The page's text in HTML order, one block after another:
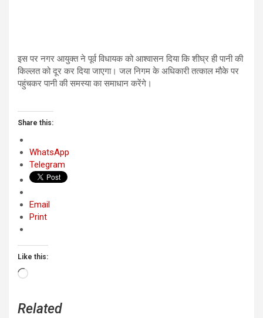
इस पर नगर आयुक्त ने पूर्व विधायक को आश्वासन दिया कि शीघ्र ही पानी की
किल्लत को दूर कर दिया जाएगा। जल निगम के अधिकारी तत्काल मौके पर
पहुंचकर पानी की समस्या का समाधान करेंगे।
Share this:
WhatsApp
Telegram
Email
Print
Like this:
Loading…
Related